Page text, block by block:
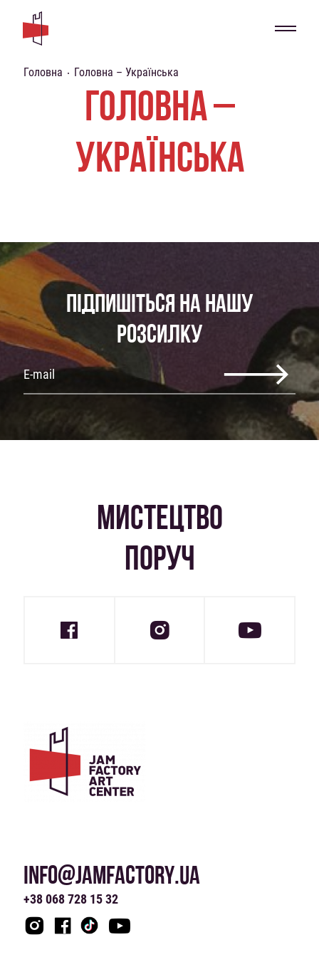
Головна Головна – Українська
ГОЛОВНА –
УКРАЇНСЬКА
ПІДПИШІТЬСЯ НА НАШУ
РОЗСИЛКУ
МИСТЕЦТВО
ПОРУЧ
INFO@JAMFACTORY.UA
+38 068 728 15 32